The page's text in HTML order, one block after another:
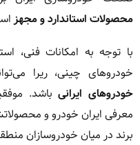
محصولات استاندارد و مجهز
با توجه به امکانات فنی،
خودروهای چینی، ریرا
خودروهای ایرانیباشد.
معرفی ایران خودرو و
برند در میان خودروسازان